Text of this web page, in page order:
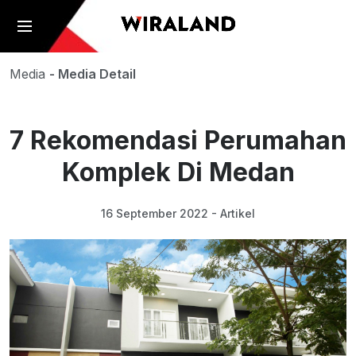
Media - Media Detail
7 Rekomendasi Perumahan
Komplek Di Medan
16 September 2022 - Artikel